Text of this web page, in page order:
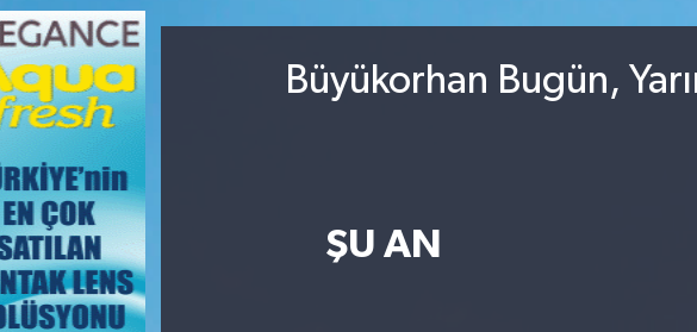
Büyükorhan Bugün,
ŞU AN
İstanbul Namaz Vakitleri
Trafik Durumu
Süper Lig Puan Durumu ve Fikstür
Tüm Manşetler
Son Dakika Haberleri
Haber Arşivi